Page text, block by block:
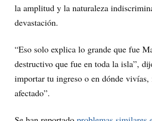
la amplitud y la naturaleza
devastación.
“Eso solo explica lo grande que fue
destructivo que fue en toda la isla”,
importar tu ingreso o en dónde vivías,
afectado”.